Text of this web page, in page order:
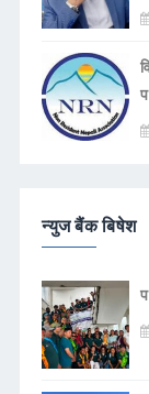
न्युज बैंक बिषेश